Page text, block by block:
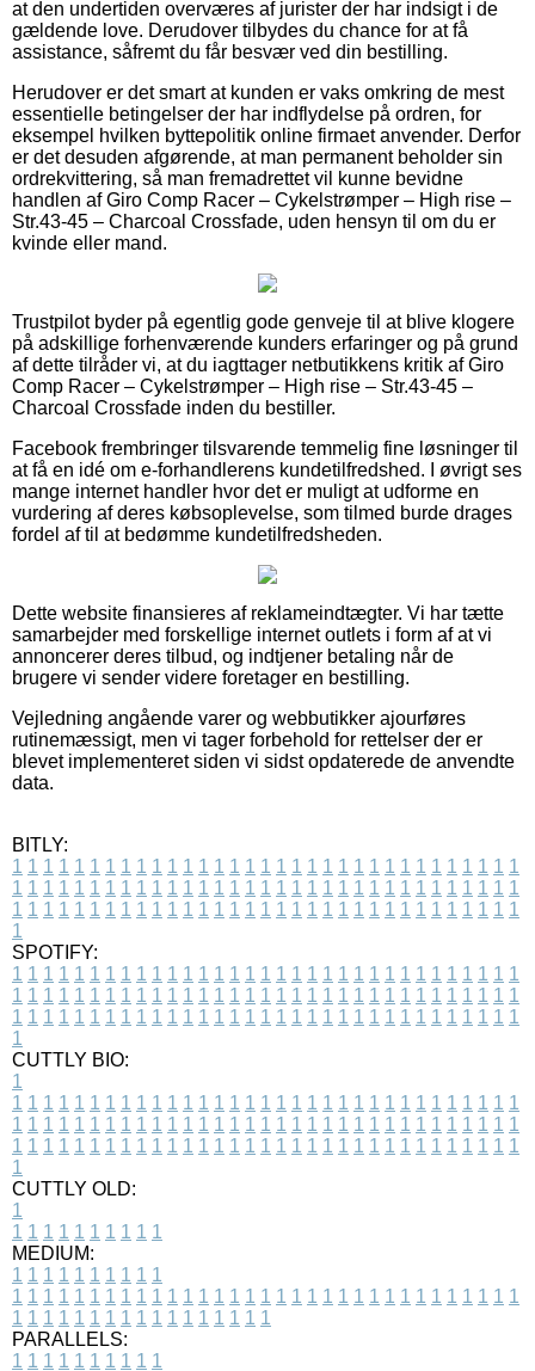
at den undertiden overværes af jurister der har indsigt i de
gældende love. Derudover tilbydes du chance for at få
assistance, såfremt du får besvær ved din bestilling.
Herudover er det smart at kunden er vaks omkring de mest
essentielle betingelser der har indflydelse på ordren, for
eksempel hvilken byttepolitik online firmaet anvender. Derfor
er det desuden afgørende, at man permanent beholder sin
ordrekvittering, så man fremadrettet vil kunne bevidne
handlen af Giro Comp Racer – Cykelstrømper – High rise –
Str.43-45 – Charcoal Crossfade, uden hensyn til om du er
kvinde eller mand.
Trustpilot byder på egentlig gode genveje til at blive klogere
på adskillige forhenværende kunders erfaringer og på grund
af dette tilråder vi, at du iagttager netbutikkens kritik af Giro
Comp Racer – Cykelstrømper – High rise – Str.43-45 –
Charcoal Crossfade inden du bestiller.
Facebook frembringer tilsvarende temmelig fine løsninger til
at få en idé om e-forhandlerens kundetilfredshed. I øvrigt ses
mange internet handler hvor det er muligt at udforme en
vurdering af deres købsoplevelse, som tilmed burde drages
fordel af til at bedømme kundetilfredsheden.
Dette website finansieres af reklameindtægter. Vi har tætte
samarbejder med forskellige internet outlets i form af at vi
annoncerer deres tilbud, og indtjener betaling når de
brugere vi sender videre foretager en bestilling.
Vejledning angående varer og webbutikker ajourføres
rutinemæssigt, men vi tager forbehold for rettelser der er
blevet implementeret siden vi sidst opdaterede de anvendte
data.
BITLY:
1 1 1 1 1 1 1 1 1 1 1 1 1 1 1 1 1 1 1 1 1 1 1 1 1 1 1 1 1 1 1 1 1
1 1 1 1 1 1 1 1 1 1 1 1 1 1 1 1 1 1 1 1 1 1 1 1 1 1 1 1 1 1 1 1 1
1 1 1 1 1 1 1 1 1 1 1 1 1 1 1 1 1 1 1 1 1 1 1 1 1 1 1 1 1 1 1 1 1
1
SPOTIFY:
1 1 1 1 1 1 1 1 1 1 1 1 1 1 1 1 1 1 1 1 1 1 1 1 1 1 1 1 1 1 1 1 1
1 1 1 1 1 1 1 1 1 1 1 1 1 1 1 1 1 1 1 1 1 1 1 1 1 1 1 1 1 1 1 1 1
1 1 1 1 1 1 1 1 1 1 1 1 1 1 1 1 1 1 1 1 1 1 1 1 1 1 1 1 1 1 1 1 1
1
CUTTLY BIO:
1
1 1 1 1 1 1 1 1 1 1 1 1 1 1 1 1 1 1 1 1 1 1 1 1 1 1 1 1 1 1 1 1 1
1 1 1 1 1 1 1 1 1 1 1 1 1 1 1 1 1 1 1 1 1 1 1 1 1 1 1 1 1 1 1 1 1
1 1 1 1 1 1 1 1 1 1 1 1 1 1 1 1 1 1 1 1 1 1 1 1 1 1 1 1 1 1 1 1 1
1
CUTTLY OLD:
1
1 1 1 1 1 1 1 1 1 1
MEDIUM:
1 1 1 1 1 1 1 1 1 1
1 1 1 1 1 1 1 1 1 1 1 1 1 1 1 1 1 1 1 1 1 1 1 1 1 1 1 1 1 1 1 1 1
1 1 1 1 1 1 1 1 1 1 1 1 1 1 1 1 1
PARALLELS:
1 1 1 1 1 1 1 1 1 1